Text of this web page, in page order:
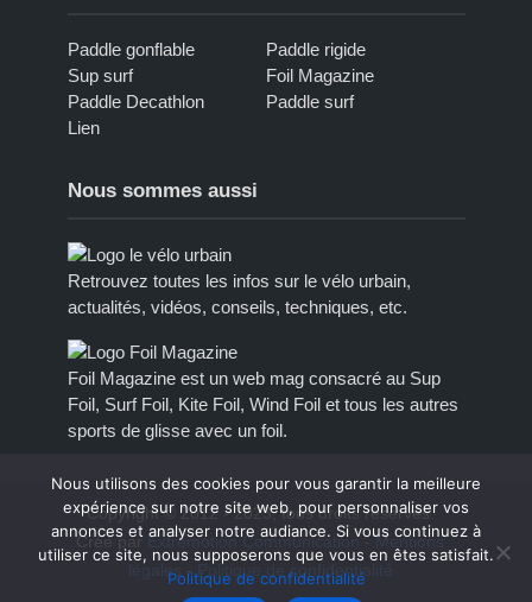
Paddle gonflable
Paddle rigide
Sup surf
Foil Magazine
Paddle Decathlon
Paddle surf
Lien
Nous sommes aussi
Retrouvez toutes les infos sur le vélo urbain,
actualités, vidéos, conseils, techniques, etc.
Foil Magazine est un web mag consacré au Sup
Foil, Surf Foil, Kite Foil, Wind Foil et tous les autres
sports de glisse avec un foil.
Copyright © 2012 - 2023, tous droits réservés.
Créé par Extremotion Communication-Mentions
légales
-Politique de confidentialité
Nous utilisons des cookies pour vous garantir la meilleure
expérience sur notre site web, pour personnaliser vos
annonces et analyser notre audiance. Si vous continuez à
utiliser ce site, nous supposerons que vous en êtes satisfait.
Politique de confidentialité